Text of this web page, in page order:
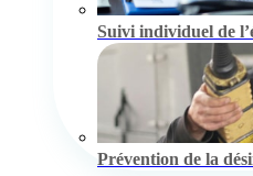
Suivi individuel de
Prévention de la